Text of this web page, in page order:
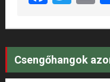
Csengőhangok